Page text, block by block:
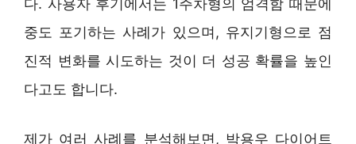
다. 사용자 후기에서는 1주차형의 엄격함 때문에
중도 포기하는 사례가 있으며, 유지기형으로 점
진적 변화를 시도하는 것이 더 성공 확률을 높인
다고도 합니다.
제가 여러 사례를 분석해보면, 박용우 다이어트